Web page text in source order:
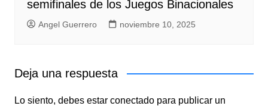
semifinales de los Juegos Binacionales
Angel Guerrero noviembre 10, 2025
Deja una respuesta
Lo siento, debes estar conectadopara publicar un